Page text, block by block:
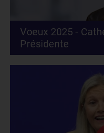
Voeux 2025 -
Présidente